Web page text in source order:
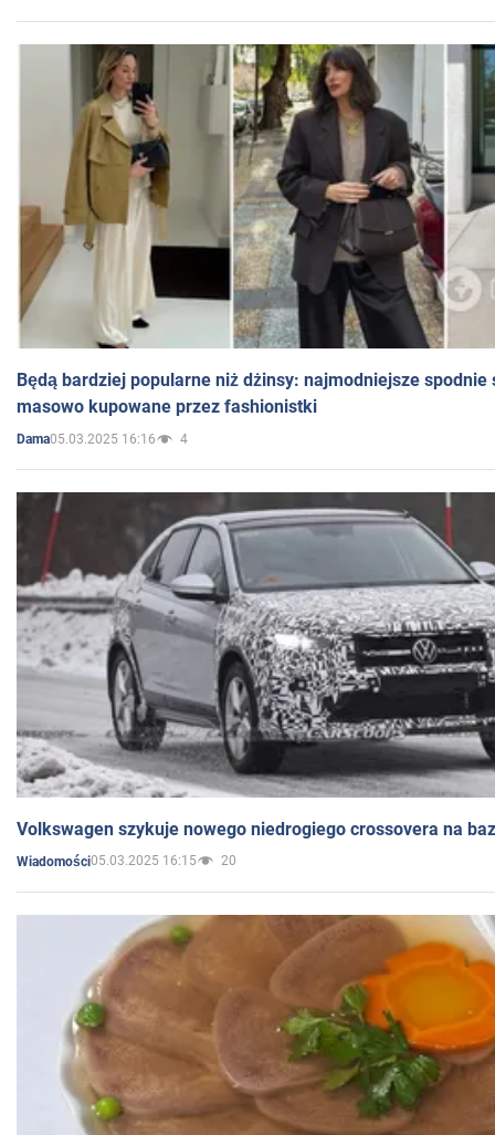
Będą bardziej popularne niż dżinsy: najmodniejsze spodnie
masowo kupowane przez fashionistki
Dama05.03.2025 16:16 4
Volkswagen szykuje nowego niedrogiego crossovera na
Wiadomości05.03.2025 16:15 20